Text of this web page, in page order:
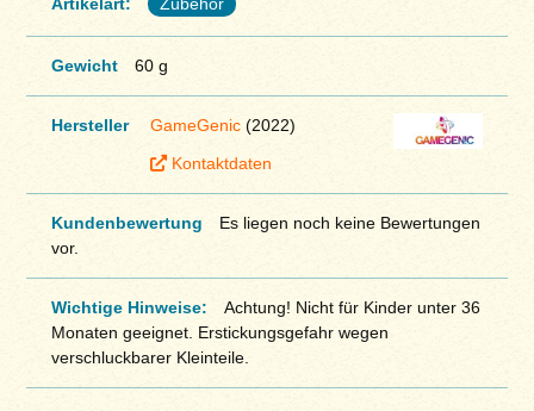
Gewicht 60 g
Hersteller GameGenic(2022)
Kontaktdaten
Kundenbewertung
Es liegen noch keine Bewertungen
vor.
Wichtige Hinweise:
Achtung! Nicht für Kinder unter 36
Monaten geeignet. Erstickungsgefahr wegen
verschluckbarer Kleinteile.